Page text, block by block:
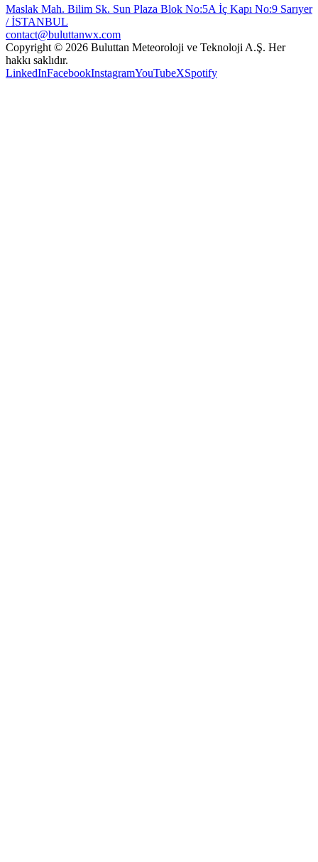
Maslak Mah. Bilim Sk. Sun Plaza Blok No:5A İç Kapı No:9 Sarıyer
/ İSTANBUL
contact@buluttanwx.com
Copyright © 2026 Buluttan Meteoroloji ve Teknoloji A.Ş. Her
hakkı saklıdır.
LinkedInFacebookInstagramYouTubeXSpotify